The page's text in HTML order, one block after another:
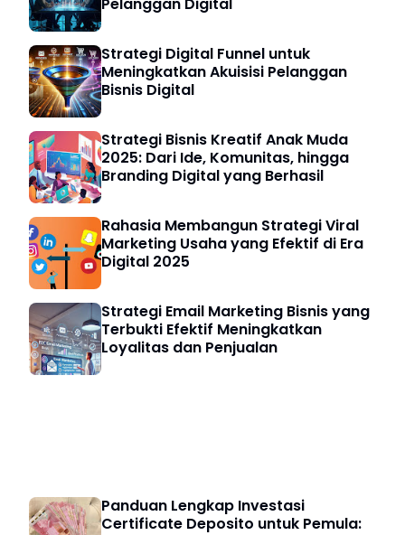
Strategi Digital Funnel untuk
Meningkatkan Akuisisi Pelanggan
Bisnis Digital
Strategi Bisnis Kreatif Anak Muda
2025: Dari Ide, Komunitas, hingga
Branding Digital yang Berhasil
Rahasia Membangun Strategi Viral
Marketing Usaha yang Efektif di Era
Digital 2025
Strategi Email Marketing Bisnis yang
Terbukti Efektif Meningkatkan
Loyalitas dan Penjualan
Panduan Lengkap Investasi
Certificate Deposito untuk Pemula: